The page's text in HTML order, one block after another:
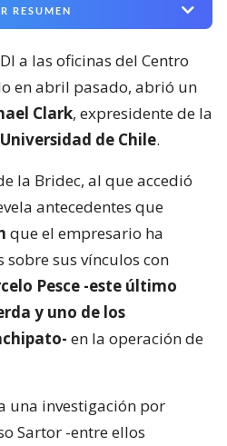
RESUMEN
a las oficinas del Centro
en abril pasado, abrió un
Clark, expresidente de la
Universidad de Chile.
la Bridec, al que accedió
antecedentes que
que el empresario ha
sus vínculos con
Pesce -este último
y uno de los
en la operación de
una investigación por
Sartor -entre ellos